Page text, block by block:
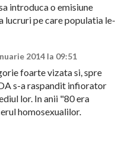
introduca o emisiune
lucruri pe care populatia le-
2014 la 09:51
foarte vizata si, spre
s-a raspandit infiorator
lor. In anii "80 era
homosexualilor.